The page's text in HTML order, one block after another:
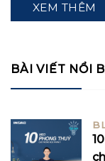
XEM THÊM
BÀI VIẾT NỔI